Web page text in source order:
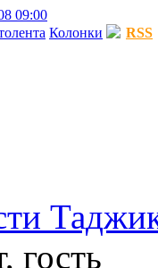
09:00
Колонки RSS
гость